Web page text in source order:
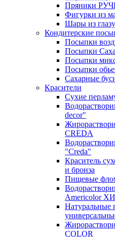
Пряники
Фигурки из
Шары из
Кондитерские
Посыпки
Посыпки
Посыпки
Посыпки
Сахарные
Красители
Сухие
decor"
CREDA
"Creda"
Краситель
и бронза
Пищевые
Americolor
Натуральные
COLOR